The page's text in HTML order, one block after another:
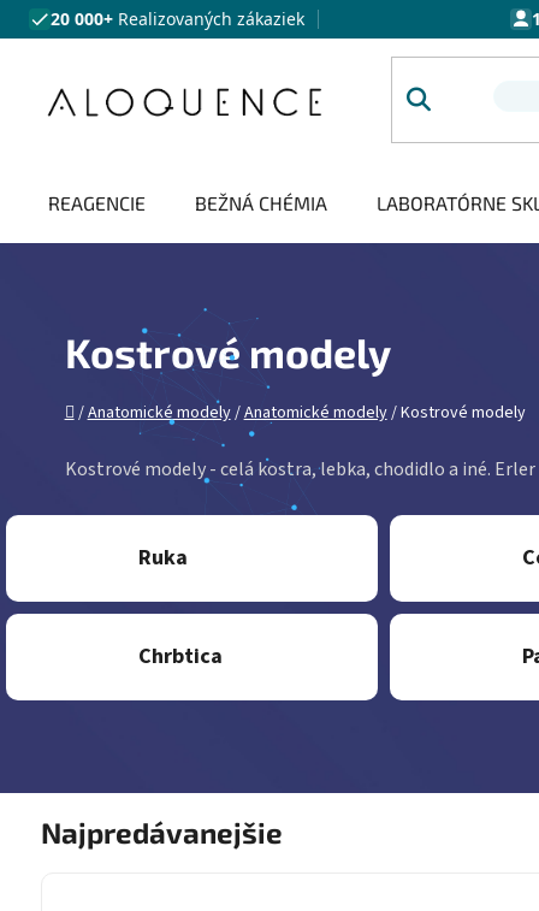
Prejsť na obsah
20 000+ Realizovaných zákaziek
REAGENCIE BEŽNÁ CHÉMIA LABORATÓRNE
Kostrové modely
Domov
/Anatomické modely/Anatomické modely/Kostrové modely
Kostrové modely - celá kostra, lebka, chodidlo a iné.
Ruka
Chrbtica
Najpredávanejšie